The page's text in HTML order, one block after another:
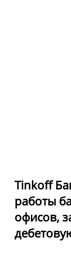
Tinkoff
работы
офисов,